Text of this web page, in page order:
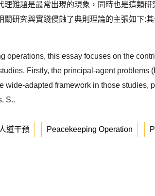
難題是最常出現的現象，同時也是這類
研究與實踐侵蝕了典則理論的主張如下:
operations, this essay focuses on the
Firstly, the principal-agent
wide-adapted framework in those
S..
人道干預 Peacekeeping Operation